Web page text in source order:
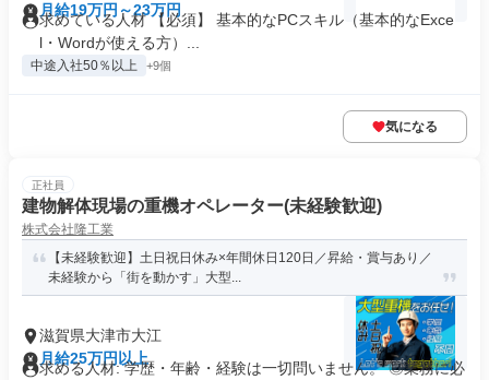
月給19万円～23万円
求めている人材 【必須】 基本的なPCスキル（基本的なExce
l・Wordが使える方）...
中途入社50％以上 +9個
気になる
正社員
建物解体現場の重機オペレーター(未経験歓迎)
株式会社隆工業
【未経験歓迎】土日祝日休み×年間休日120日／昇給・賞与あり／
未経験から「街を動かす」大型...
滋賀県大津市大江
月給25万円以上
求める人材: 学歴・年齢・経験は一切問いません。 ◎業務に必